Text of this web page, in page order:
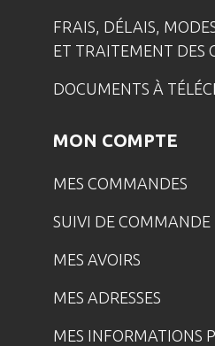
FRAIS, DÉLAIS,
ET TRAITEMENT DES
DOCUMENTS À
MON COMPTE
MES COMMANDES
SUIVI DE COMMANDE
MES AVOIRS
MES ADRESSES
MES INFORMATIONS